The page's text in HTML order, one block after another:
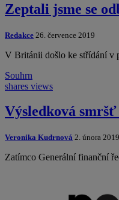
Zeptali jsme se
Redakce 26. července 2019
V Británii došlo ke střídání v
Souhrn
shares views
Výsledková
Veronika Kudrnová 2. února 2019
Zatímco Generální finanční